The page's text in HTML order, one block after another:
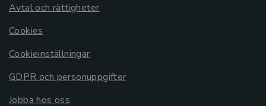
Avtal och rättigheter
Cookies
Cookieinställningar
GDPR och personuppgifter
Jobba hos oss